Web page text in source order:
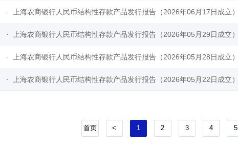
· 上海农商银行人民币结构性存款产品发行报告（2026年06月17日成立）
· 上海农商银行人民币结构性存款产品发行报告（2026年05月29日成立）
· 上海农商银行人民币结构性存款产品发行报告（2026年05月28日成立）
· 上海农商银行人民币结构性存款产品发行报告（2026年05月22日成立）
首页 < 1 2 3 4 5